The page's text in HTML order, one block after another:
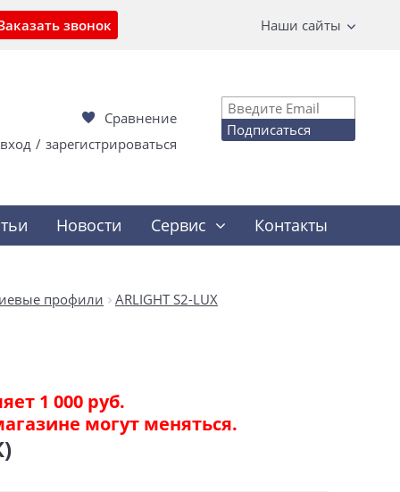
звонок Наши сайты
Сравнение
вход / зарегистрироваться
Подписаться
Новости Сервис Контакты
профили ARLIGHT S2-LUX
1 000 руб.
могут меняться.